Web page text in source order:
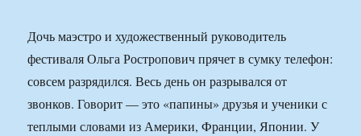
Дочь маэстро и художественный руководитель
фестиваля Ольга Ростропович прячет в сумку телефон:
совсем разрядился. Весь день он разрывался от
звонков. Говорит — это «папины» друзья и ученики с
теплыми словами из Америки, Франции, Японии. У